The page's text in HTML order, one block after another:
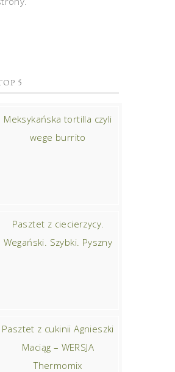
5
Meksykańska tortilla czyli
wege burrito
Pasztet z ciecierzycy.
Wegański. Szybki. Pyszny
Pasztet z cukinii Agnieszki
Maciąg – WERSJA
Thermomix